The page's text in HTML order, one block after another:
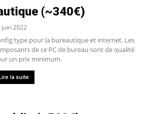
(~340€)
juin 2022
type pour la bureautique et internet. Les
de ce PC de bureau sont de qualité
un prix minimum.
Lire la suite